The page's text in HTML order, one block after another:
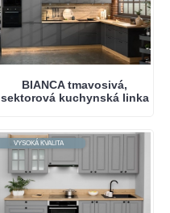
BIANCA tmavosivá,
sektorová kuchynská linka
VYSOKÁ KVALITA